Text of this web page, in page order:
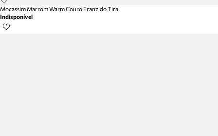
Mocassim Marrom Warm Couro Franzido Tira
Indisponível